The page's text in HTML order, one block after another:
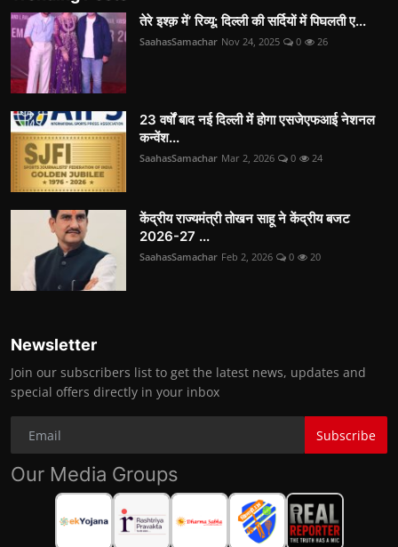
तेरे इश्क़ में’ रिव्यू: दिल्ली की सर्दियों में पिघलती ए...
SaahasSamachar Nov 24, 2025 0 26
23 वर्षों बाद नई दिल्ली में होगा एसजेएफआई नेशनल
कन्वेंश...
SaahasSamachar Mar 2, 2026 0 24
केंद्रीय राज्यमंत्री तोखन साहू ने केंद्रीय बजट
2026-27 ...
SaahasSamachar Feb 2, 2026 0 20
Newsletter
Join our subscribers list to get the latest news, updates and
special offers directly in your inbox
Subscribe
Our Media Groups